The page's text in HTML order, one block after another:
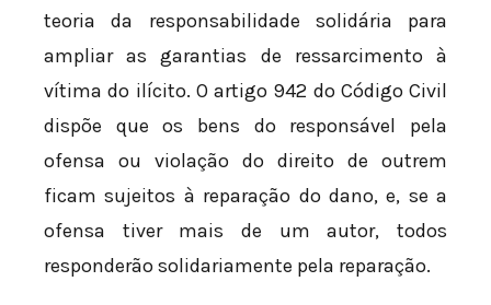
teoria da responsabilidade solidária para
ampliar as garantias de ressarcimento à
vítima do ilícito. O artigo 942 do Código Civil
dispõe que os bens do responsável pela
ofensa ou violação do direito de outrem
ficam sujeitos à reparação do dano, e, se a
ofensa tiver mais de um autor, todos
responderão solidariamente pela reparação.